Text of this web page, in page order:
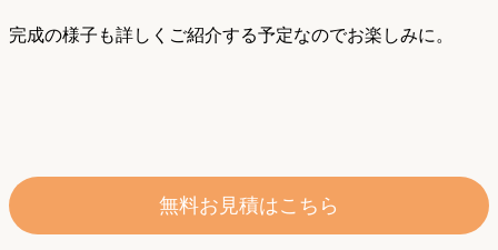
完成の様子も詳しくご紹介する予定なのでお楽しみに。
無料お見積はこちら